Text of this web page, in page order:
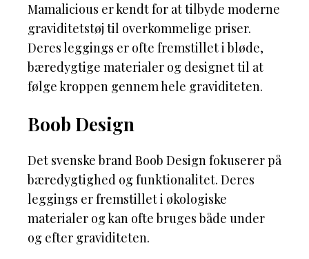
Mamalicious er kendt for at tilbyde moderne
graviditetstøj til overkommelige priser.
Deres leggings er ofte fremstillet i bløde,
bæredygtige materialer og designet til at
følge kroppen gennem hele graviditeten.
Boob Design
Det svenske brand Boob Design fokuserer på
bæredygtighed og funktionalitet. Deres
leggings er fremstillet i økologiske
materialer og kan ofte bruges både under
og efter graviditeten.